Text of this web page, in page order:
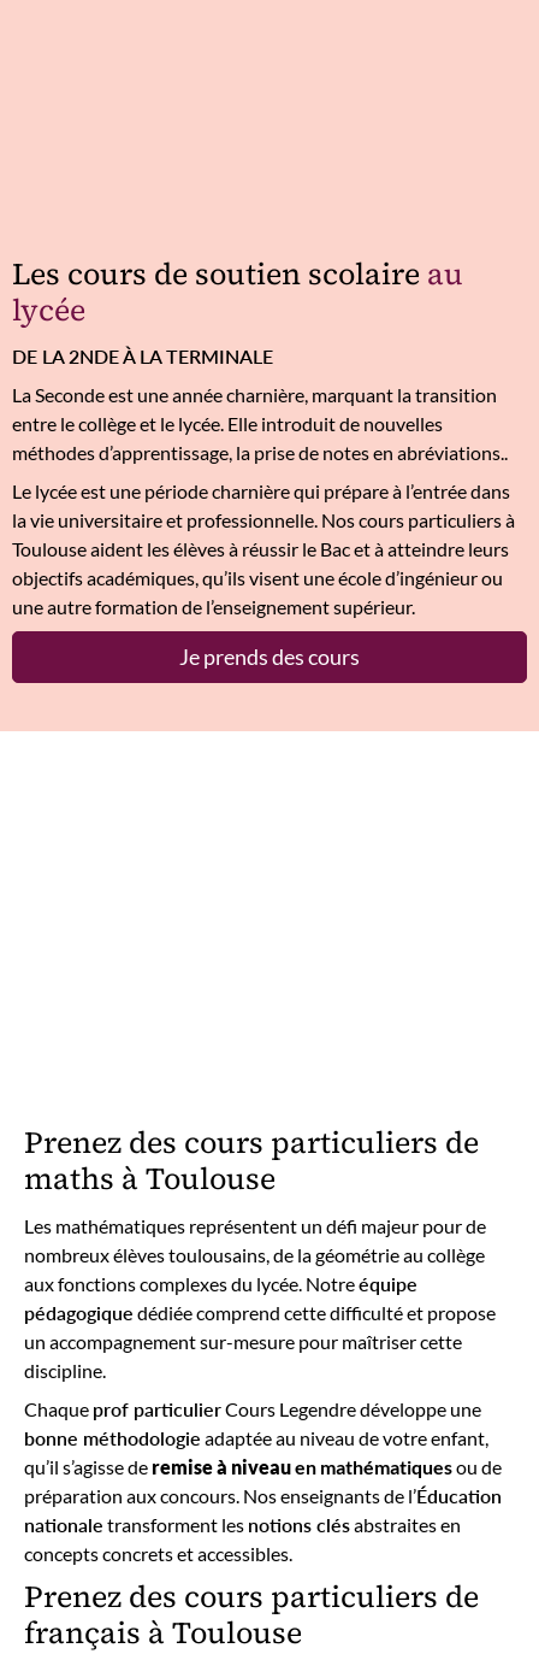
Les cours de soutien scolaire au
lycée
DE LA 2NDE À LA TERMINALE
La Seconde est une année charnière, marquant la transition
entre le collège et le lycée. Elle introduit de nouvelles
méthodes d’apprentissage, la prise de notes en abréviations..
Le lycée est une période charnière qui prépare à l’entrée dans
la vie universitaire et professionnelle. Nos cours particuliers à
Toulouse aident les élèves à réussir le Bac et à atteindre leurs
objectifs académiques, qu’ils visent une école d’ingénieur ou
une autre formation de l’enseignement supérieur.
Je prends des cours
Prenez des cours particuliers de
maths à Toulouse
Les mathématiques représentent un défi majeur pour de
nombreux élèves toulousains, de la géométrie au collège
aux fonctions complexes du lycée. Notreéquipe
pédagogique dédiée comprend cette difficulté et propose
un accompagnement sur-mesure pour maîtriser cette
discipline.
Chaque prof particulierCours Legendre développe une
bonne méthodologie adaptée au niveau de votre enfant,
qu’il s’agisse de remise à niveauen mathématiquesou de
préparation aux concours. Nos enseignants de l’Éducation
nationale transforment les notions clésabstraites en
concepts concrets et accessibles.
Prenez des cours particuliers de
français à Toulouse